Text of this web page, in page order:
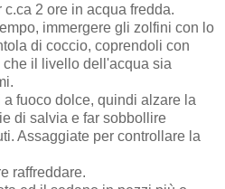
2 ore in acqua fredda.
immergere gli zolfini con lo
di coccio, coprendoli con
il livello dell'acqua sia
fuoco dolce, quindi alzare la
di salvia e far sobbollire
Assaggiate per controllare la
raffreddare.